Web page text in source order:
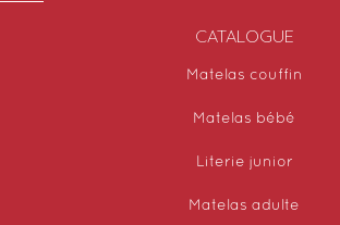
CATALOGUE
Matelas couffin
Matelas bébé
Literie junior
Matelas adulte